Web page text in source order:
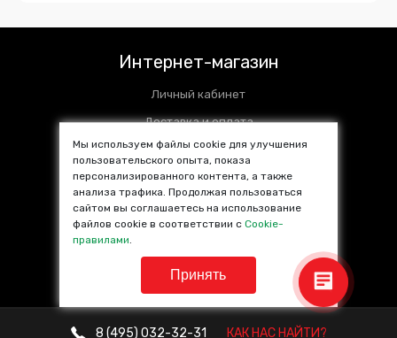
Интернет-магазин
Личный кабинет
Доставка и оплата
Установочные центры
Контакты
SALE %
Популярные товары
© VINYL4YOU 2013—2026. Все права защищены.
8 (495) 032-32-31 КАК НАС НАЙТИ?
Мы используем файлы cookie для улучшения
пользовательского опыта, показа
персонализированного контента, а также
анализа трафика. Продолжая пользоваться
сайтом вы соглашаетесь на использование
файлов cookie в соответствии сCookie-
правилами.
Принять